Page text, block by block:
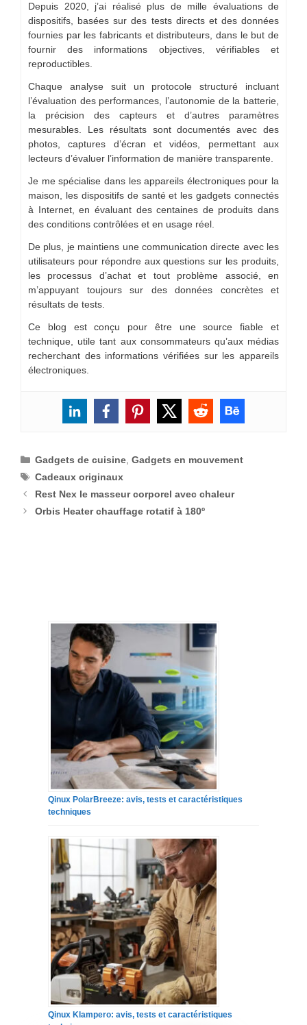
Depuis 2020, j’ai réalisé plus de mille évaluations de
dispositifs, basées sur des tests directs et des données
fournies par les fabricants et distributeurs, dans le but de
fournir des informations objectives, vérifiables et
reproductibles.
Chaque analyse suit un protocole structuré incluant
l’évaluation des performances, l’autonomie de la batterie,
la précision des capteurs et d’autres paramètres
mesurables. Les résultats sont documentés avec des
photos, captures d’écran et vidéos, permettant aux
lecteurs d’évaluer l’information de manière transparente.
Je me spécialise dans les appareils électroniques pour la
maison, les dispositifs de santé et les gadgets connectés
à Internet, en évaluant des centaines de produits dans
des conditions contrôlées et en usage réel.
De plus, je maintiens une communication directe avec les
utilisateurs pour répondre aux questions sur les produits,
les processus d’achat et tout problème associé, en
m’appuyant toujours sur des données concrètes et
résultats de tests.
Ce blog est conçu pour être une source fiable et
technique, utile tant aux consommateurs qu’aux médias
recherchant des informations vérifiées sur les appareils
électroniques.
Catégories
Gadgets de cuisine,Gadgets en mouvement
Étiquettes
Cadeaux originaux
Rest Nex le masseur corporel avec chaleur
Orbis Heater chauffage rotatif à 180º
Qinux PolarBreeze: avis, tests et caractéristiques
techniques
Qinux Klampero: avis, tests et caractéristiques